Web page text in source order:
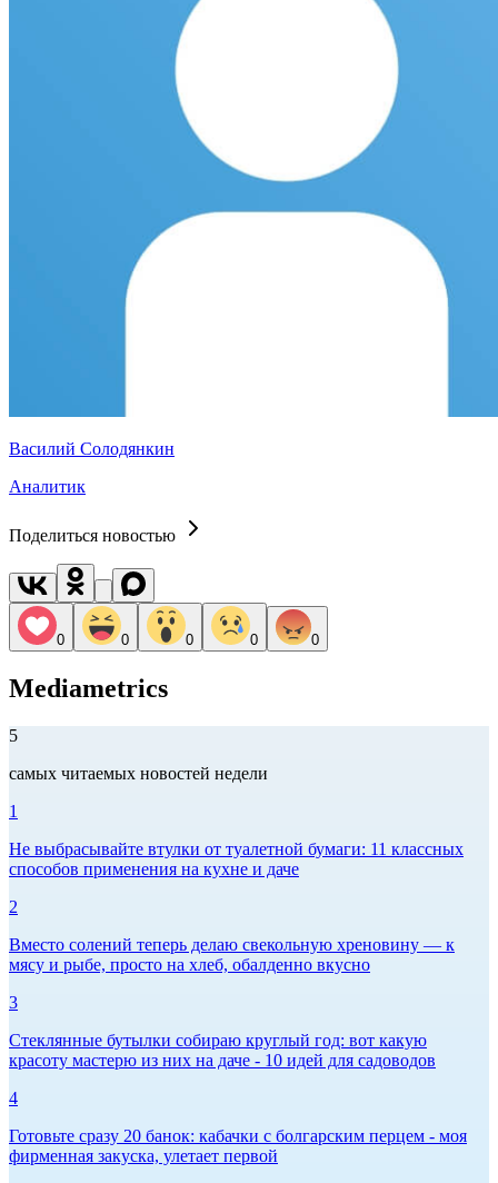
Василий Солодянкин
Аналитик
Поделиться новостью
0 0 0 0 0
Mediametrics
5
самых читаемых новостей недели
1
Не выбрасывайте втулки от туалетной бумаги: 11 классных
способов применения на кухне и даче
2
Вместо солений теперь делаю свекольную хреновину — к
мясу и рыбе, просто на хлеб, обалденно вкусно
3
Стеклянные бутылки собираю круглый год: вот какую
красоту мастерю из них на даче - 10 идей для садоводов
4
Готовьте сразу 20 банок: кабачки с болгарским перцем - моя
фирменная закуска, улетает первой